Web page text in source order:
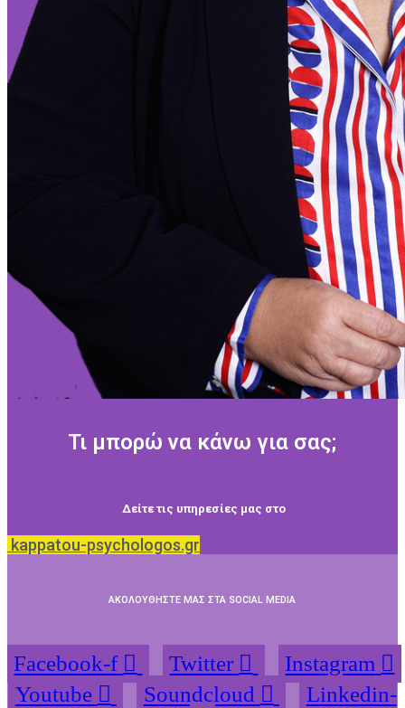
Τι μπορώ να κάνω για σας;
Δείτε τις υπηρεσίες μας στο
kappatou-psychologos.gr
ΑΚΟΛΟΥΘΗΣΤΕ ΜΑΣ ΣΤΑ SOCIAL MEDIA
Facebook-f Twitter
Instagram
Youtube
Soundcloud Linkedin-